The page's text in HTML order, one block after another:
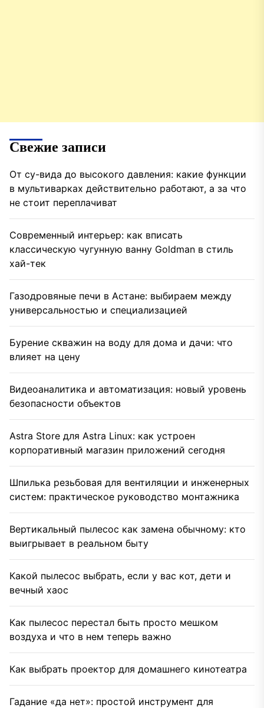
Свежие записи
От су-вида до высокого давления: какие функции
в мультиварках действительно работают, а за что
не стоит переплачиват
Современный интерьер: как вписать
классическую чугунную ванну Goldman в стиль
хай-тек
Газодровяные печи в Астане: выбираем между
универсальностью и специализацией
Бурение скважин на воду для дома и дачи: что
влияет на цену
Видеоаналитика и автоматизация: новый уровень
безопасности объектов
Astra Store для Astra Linux: как устроен
корпоративный магазин приложений сегодня
Шпилька резьбовая для вентиляции и инженерных
систем: практическое руководство монтажника
Вертикальный пылесос как замена обычному: кто
выигрывает в реальном быту
Какой пылесос выбрать, если у вас кот, дети и
вечный хаос
Как пылесос перестал быть просто мешком
воздуха и что в нем теперь важно
Как выбрать проектор для домашнего кинотеатра
Гадание «да нет»: простой инструмент для